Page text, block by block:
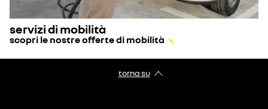
servizi di mobilità
scopri le nostre offerte di mobilità
torna su